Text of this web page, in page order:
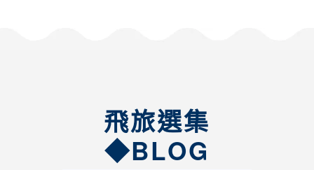
飛旅選集
◆BLOG